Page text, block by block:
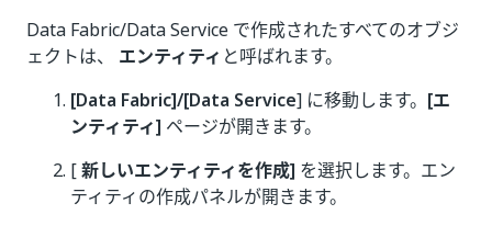
Data Fabric/Data Service で作成されたすべてのオブジ
ェクトは、 エンティティ と呼ばれます。
[Data Fabric]/[Data Service] に移動します。 [エ
ンティティ] ページが開きます。
[新しいエンティティを作成] を選択します。エン
ティティの作成パネルが開きます。